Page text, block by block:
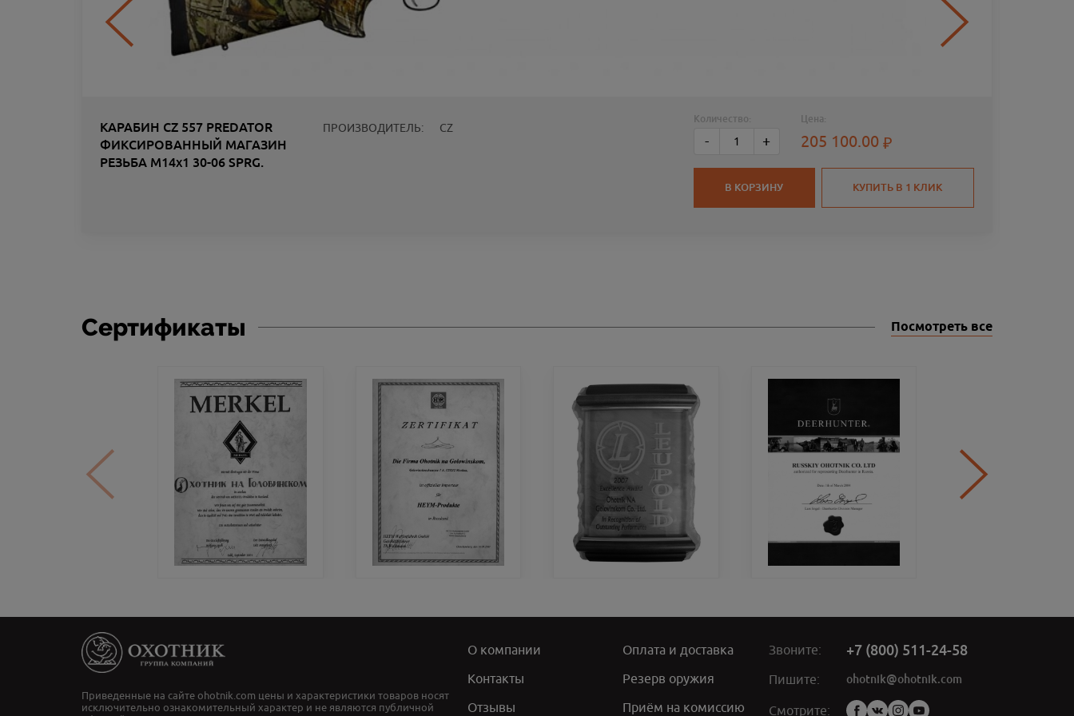
КАРАБИН CZ 557 PREDATOR
ФИКСИРОВАННЫЙ МАГАЗИН
РЕЗЬБА M14x1 30-06 SPRG.
ПРОИЗВОДИТЕЛЬ: CZ
Количество:
- +
Цена:
205 100.00
В КОРЗИНУ КУПИТЬ В 1 КЛИК
Сертификаты Посмотреть все
Приведенные на сайте ohotnik.com цены и характеристики товаров носят
исключительно ознакомительный характер и не являются публичной
О компании
Контакты
Отзывы
Оплата и доставка
Резерв оружия
Приём на комиссию
Звоните: +7 (800) 511-24-58
Пишите: ohotnik@ohotnik.com
Смотрите:
Мы